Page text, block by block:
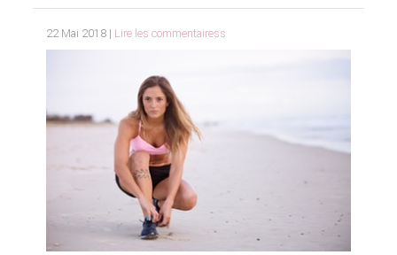
22 Mai 2018 | Lire les commentairess